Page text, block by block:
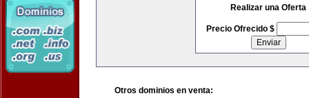
Realizar una Oferta
Precio Ofrecido $
Otros dominios en venta: